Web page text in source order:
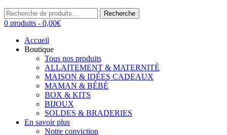
Recherche
pour :
Recherche
0 produits - 0,00€
Accueil
Boutique
Tous nos produits
ALLAITEMENT & MATERNITÉ
MAISON & IDÉES CADEAUX
MAMAN & BÉBÉ
BOX & KITS
BIJOUX
SOLDES & BRADERIES
En savoir plus
Notre conviction